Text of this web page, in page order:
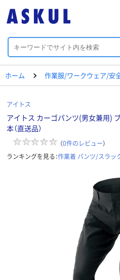
ホーム 作業服/ワークウェア/安
アイトス
アイトス カーゴパンツ(男女兼用)
本（直送品）
（0件のレビュー）
ランキングを見る：作業着 パンツ/スラッ